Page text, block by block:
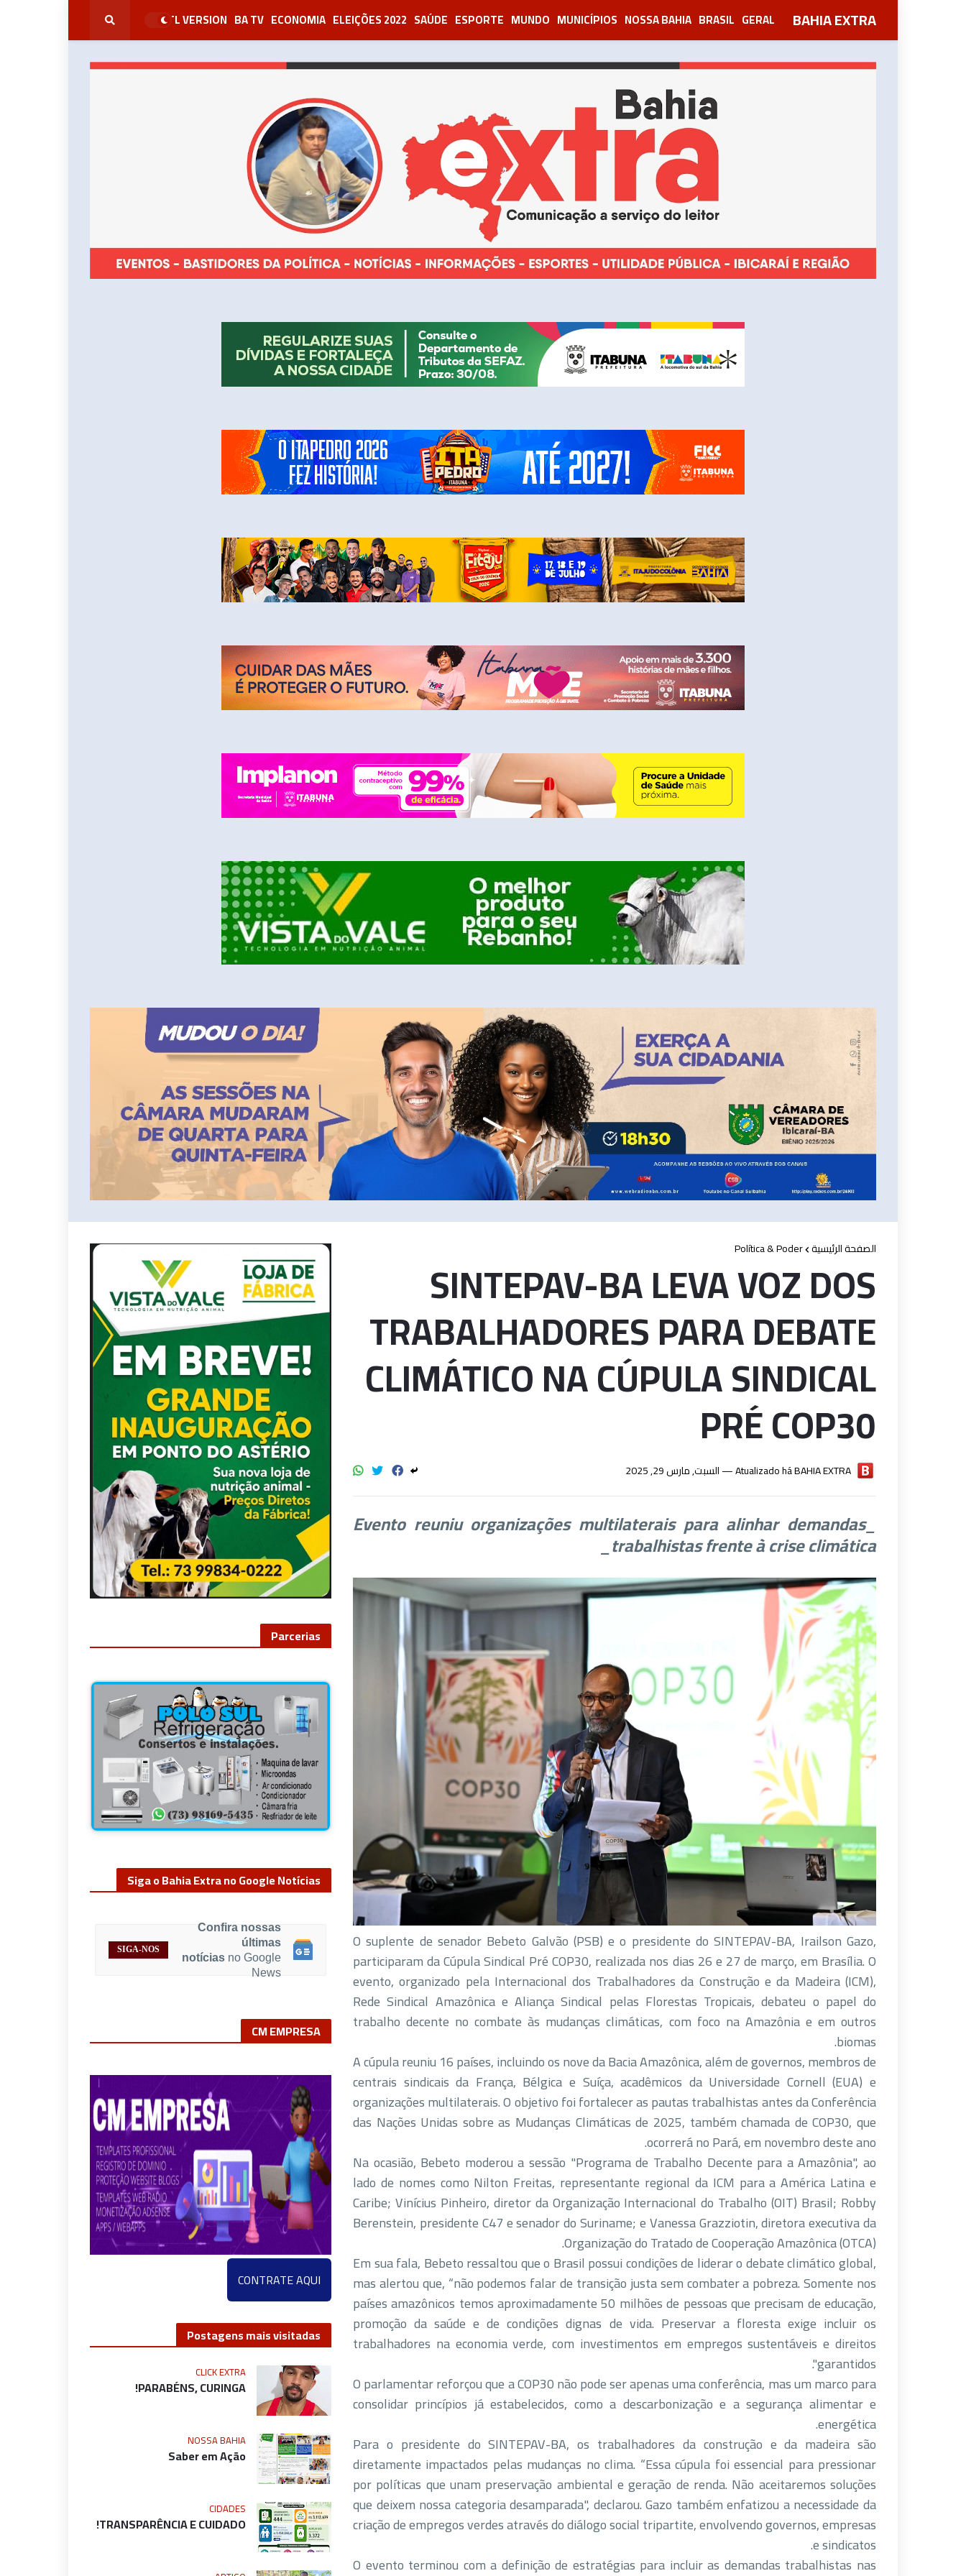
BAHIA EXTRA
GERAL
BRASIL
NOSSA BAHIA
MUNICÍPIOS
MUNDO
ESPORTE
SAÚDE
ELEIÇÕES 2022
ECONOMIA
BA TV
RTL VERSION
الصفحة الرئيسية Política & Poder
SINTEPAV-BA LEVA VOZ DOS
TRABALHADORES PARA DEBATE
CLIMÁTICO NA CÚPULA SINDICAL
PRÉ COP30
BAHIA EXTRA
Atualizado há — السبت, مارس 29, 2025
_Evento reuniu organizações multilaterais para alinhar demandas
trabalhistas frente à crise climática_
O suplente de senador Bebeto Galvão (PSB) e o presidente do SINTEPAV-BA, Irailson Gazo,
participaram da Cúpula Sindical Pré COP30, realizada nos dias 26 e 27 de março, em Brasília. O
evento, organizado pela Internacional dos Trabalhadores da Construção e da Madeira (ICM),
Rede Sindical Amazônica e Aliança Sindical pelas Florestas Tropicais, debateu o papel do
trabalho decente no combate às mudanças climáticas, com foco na Amazônia e em outros
biomas.
A cúpula reuniu 16 países, incluindo os nove da Bacia Amazônica, além de governos, membros de
centrais sindicais da França, Bélgica e Suíça, acadêmicos da Universidade Cornell (EUA) e
organizações multilaterais. O objetivo foi fortalecer as pautas trabalhistas antes da Conferência
das Nações Unidas sobre as Mudanças Climáticas de 2025, também chamada de COP30, que
ocorrerá no Pará, em novembro deste ano.
Na ocasião, Bebeto moderou a sessão "Programa de Trabalho Decente para a Amazônia", ao
lado de nomes como Nilton Freitas, representante regional da ICM para a América Latina e
Caribe; Vinícius Pinheiro, diretor da Organização Internacional do Trabalho (OIT) Brasil; Robby
Berenstein, presidente C47 e senador do Suriname; e Vanessa Grazziotin, diretora executiva da
Organização do Tratado de Cooperação Amazônica (OTCA).
Em sua fala, Bebeto ressaltou que o Brasil possui condições de liderar o debate climático global,
mas alertou que, “não podemos falar de transição justa sem combater a pobreza. Somente nos
países amazônicos temos aproximadamente 50 milhões de pessoas que precisam de educação,
promoção da saúde e de condições dignas de vida. Preservar a floresta exige incluir os
trabalhadores na economia verde, com investimentos em empregos sustentáveis e direitos
garantidos".
O parlamentar reforçou que a COP30 não pode ser apenas uma conferência, mas um marco para
consolidar princípios já estabelecidos, como a descarbonização e a segurança alimentar e
energética.
Para o presidente do SINTEPAV-BA, os trabalhadores da construção e da madeira são
diretamente impactados pelas mudanças no clima. “Essa cúpula foi essencial para pressionar
por políticas que unam preservação ambiental e geração de renda. Não aceitaremos soluções
que deixem nossa categoria desamparada", declarou. Gazo também enfatizou a necessidade da
criação de empregos verdes através do diálogo social tripartite, envolvendo governos, empresas
e sindicatos.
O evento terminou com a definição de estratégias para incluir as demandas trabalhistas nas
Parcerias
no Google
News
CM EMPRESA
CONTRATE AQUI
Postagens mais visitadas
PARABÉNS, CURINGA!